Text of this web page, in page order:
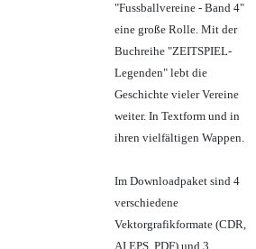
"Fussballvereine - Band 4"
eine große Rolle. Mit der
Buchreihe "ZEITSPIEL-
Legenden" lebt die
Geschichte vieler Vereine
weiter. In Textform und in
ihren vielfältigen Wappen.
Im Downloadpaket sind 4
verschiedene
Vektorgrafikformate (CDR,
AI EPS, PDF) und 3